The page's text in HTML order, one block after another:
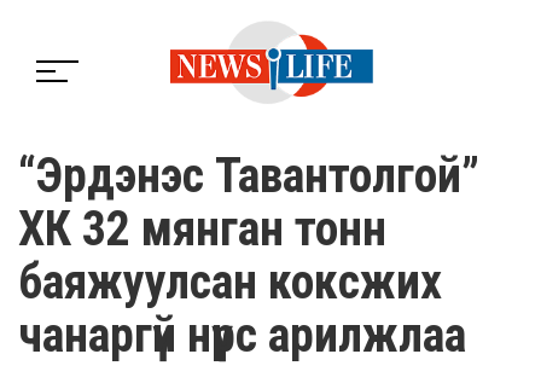
“Эрдэнэс Тавантолгой”
ХК 32 мянган тонн
баяжуулсан коксжих
чанаргүй нүүрс арилжлаа